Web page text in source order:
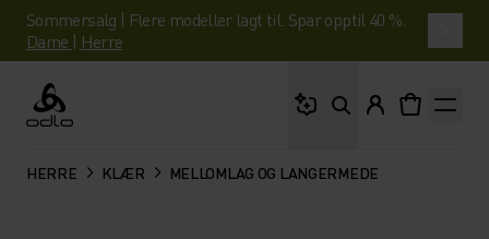
Sommersalg | Flere modeller lagt til. Spar opptil 40 %.
Dame | Herre
Odlo
HERRE KLÆR MELLOMLAG OG LANGERMEDE